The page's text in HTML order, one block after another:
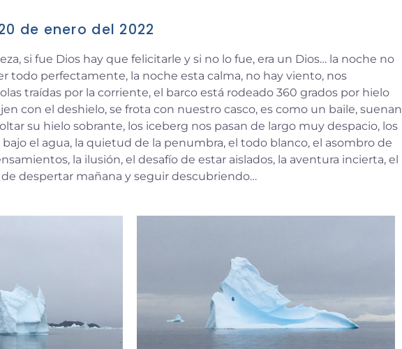
de enero del 2022
si fue Dios hay que felicitarle y si no lo fue, era un Dios… la noche no
todo perfectamente, la noche esta calma, no hay viento, nos
traídas por la corriente, el barco está rodeado 360 grados por hielo
con el deshielo, se frota con nuestro casco, es como un baile, suenan
su hielo sobrante, los iceberg nos pasan de largo muy despacio, los
el agua, la quietud de la penumbra, el todo blanco, el asombro de
la ilusión, el desafío de estar aislados, la aventura incierta, el
despertar mañana y seguir descubriendo…